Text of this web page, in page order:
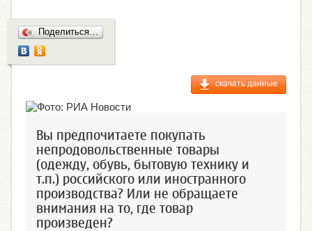
скачать данные
Вы предпочитаете покупать
непродовольственные товары
(одежду, обувь, бытовую технику и
т.п.) российского или иностранного
производства? Или не обращаете
внимания на то, где товар
произведен?
Поделиться…